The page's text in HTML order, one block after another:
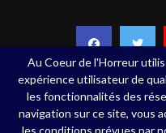
Copyright ©Au Coeur de
Au Coeur de l'Horreur
expérience utilisateur de
les fonctionnalités des
navigation sur ce site, vous
les conditions prévues par